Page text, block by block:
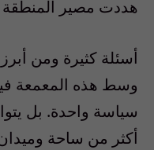
هددت مصير المنطقة
أسئلة كثيرة ومن
وسط هذه المعمعة
سياسة واحدة. بل
أكثر من ساحة